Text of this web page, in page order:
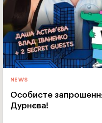
NEWS
Особисте
Дурнєва!